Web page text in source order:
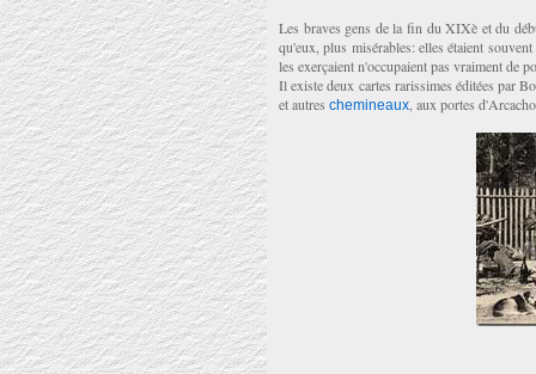
Les braves gens de la fin du XIXè et du
qu'eux, plus misérables: elles étaient
les exerçaient n'occupaient pas vraiment de
Il existe deux cartes rarissimes éditées par
et autres chemineaux , aux portes